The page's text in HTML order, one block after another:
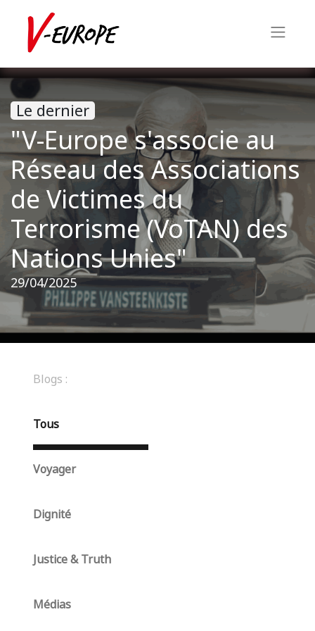
Le dernier
"V-Europe s'associe au
Réseau des Associations
de Victimes du
Terrorisme (VoTAN) des
Nations Unies"
29/04/2025
Blogs :
Tous
Voyager
Dignité
Justice & Truth
Médias